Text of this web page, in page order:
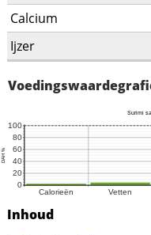
Calcium
Ijzer
Inhoud